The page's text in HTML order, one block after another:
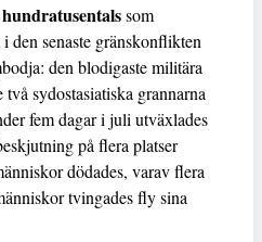
som
den senaste gränskonflikten
den blodigaste militära
sydostasiatiska grannarna
fem dagar i juli utväxlades
på flera platser
dödades, varav flera
tvingades fly sina